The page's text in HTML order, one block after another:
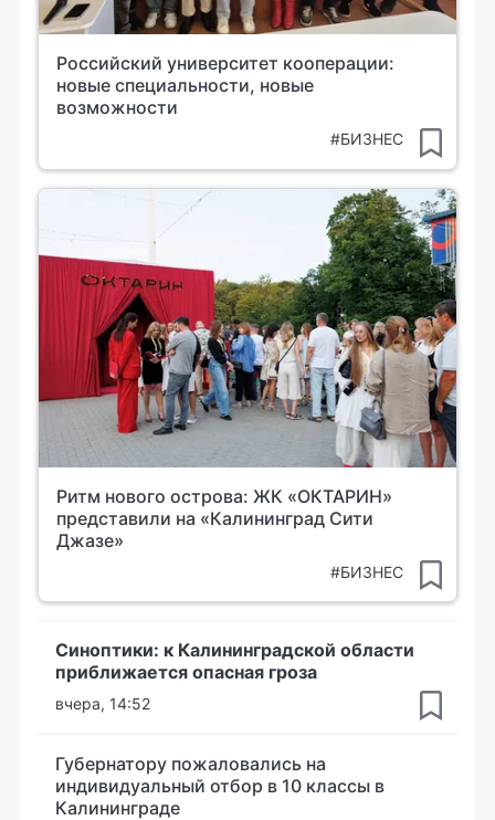
Российский университет кооперации:
новые специальности, новые
возможности
#БИЗНЕС
Ритм нового острова: ЖК «ОКТАРИН»
представили на «Калининград Сити
Джазе»
#БИЗНЕС
Синоптики: к Калининградской области
приближается опасная гроза
вчера, 14:52
Губернатору пожаловались на
индивидуальный отбор в 10 классы в
Калининграде